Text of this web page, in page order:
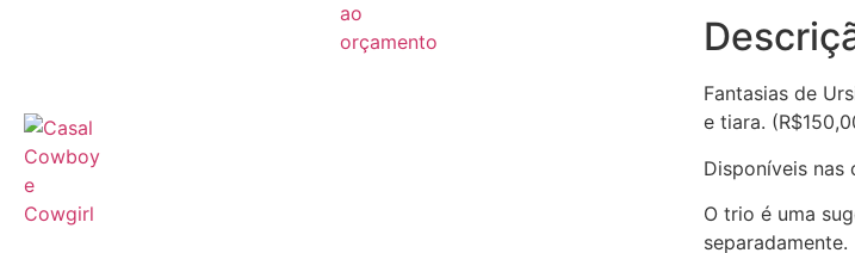
ao
orçamento
Fantasias de
e tiara.
Disponíveis nas
O trio é uma
separadamente.